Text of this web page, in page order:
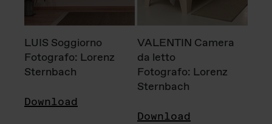
LUIS Soggiorno
Fotografo: Lorenz
Sternbach
Download
VALENTIN Camera
da letto
Fotografo: Lorenz
Sternbach
Download